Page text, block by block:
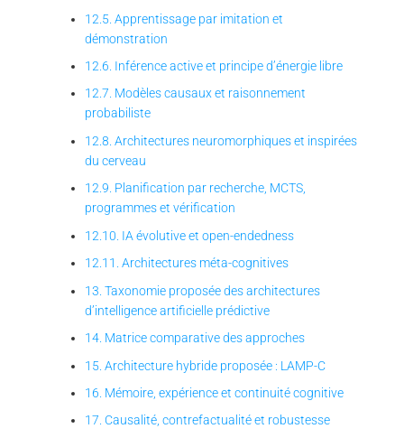
12.5. Apprentissage par imitation et
démonstration
12.6. Inférence active et principe d’énergie libre
12.7. Modèles causaux et raisonnement
probabiliste
12.8. Architectures neuromorphiques et inspirées
du cerveau
12.9. Planification par recherche, MCTS,
programmes et vérification
12.10. IA évolutive et open-endedness
12.11. Architectures méta-cognitives
13. Taxonomie proposée des architectures
d’intelligence artificielle prédictive
14. Matrice comparative des approches
15. Architecture hybride proposée : LAMP-C
16. Mémoire, expérience et continuité cognitive
17. Causalité, contrefactualité et robustesse